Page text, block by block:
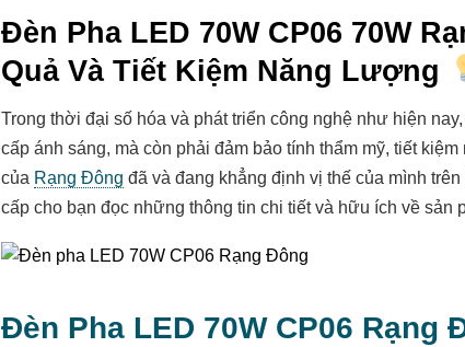
Đèn Pha LED 70W CP06 70W
Quả Và Tiết Kiệm Năng Lượng
Trong thời đại số hóa và phát triển công nghệ như hiện
cấp ánh sáng, mà còn phải đảm bảo tính thẩm mỹ, tiết
của Rạng Đông đã và đang khẳng định vị thế của mình
cấp cho bạn đọc những thông tin chi tiết và hữu ích về sản
Đèn Pha LED 70W CP06 Rạng